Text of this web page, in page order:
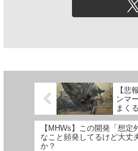
【悲
ンマ
まくる
【MHWs】この開発「想定
なこと頻発してるけど大丈
か？